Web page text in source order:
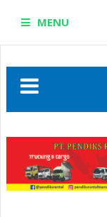
MENU